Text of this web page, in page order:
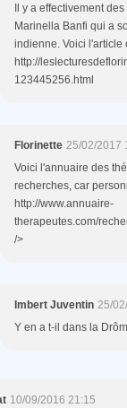
Il y a effectivement
Marinella Banfi qui a
indienne. Voici l'article
http://
123445256.html
Florinette 25/02/2017
Voici l'annuaire des
recherches, car
http://www.annuaire-
therapeutes.com/
/>
Imbert Juventin 25/
Y en a t-il dans la
10/09/2016 21:15